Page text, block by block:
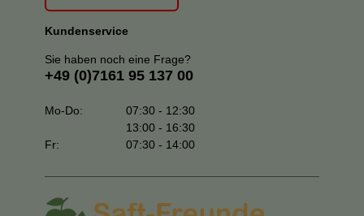
Kundenservice
Sie haben noch eine Frage?
+49 (0)7161 95 137 00
Mo-Do:
07:30 - 12:30
13:00 - 16:30
Fr:
07:30 - 14:00